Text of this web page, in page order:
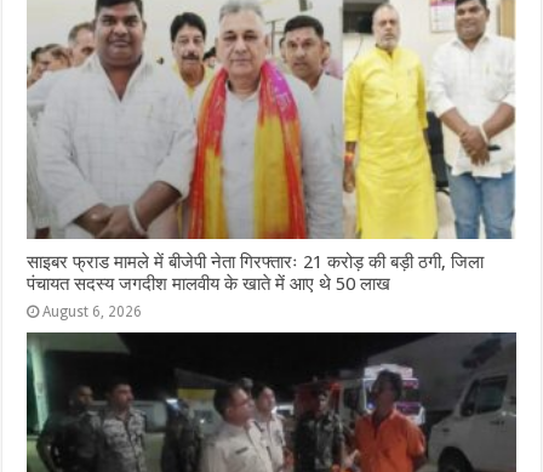
साइबर फ्राड मामले में बीजेपी नेता गिरफ्तारः 21 करोड़ की बड़ी ठगी, जिला
पंचायत सदस्य जगदीश मालवीय के खाते में आए थे 50 लाख
August 6, 2026